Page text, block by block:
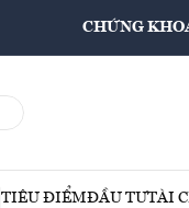
CHỨNG
TIÊU ĐIỂMĐẦU TƯTÀI